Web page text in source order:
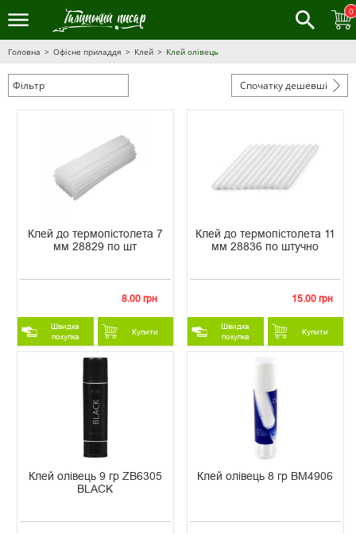
0
Головна Офісне приладдя Клей Клей олівець
Фільтр Спочатку дешевші
Клей до термопістолета 7
мм 28829 по шт
8.00 грн
Швидка
покупка
Купити
Клей до термопістолета 11
мм 28836 по штучно
15.00 грн
Швидка
покупка
Купити
Клей олівець 9 гр ZB6305
BLACK
Клей олівець 8 гр ВМ4906